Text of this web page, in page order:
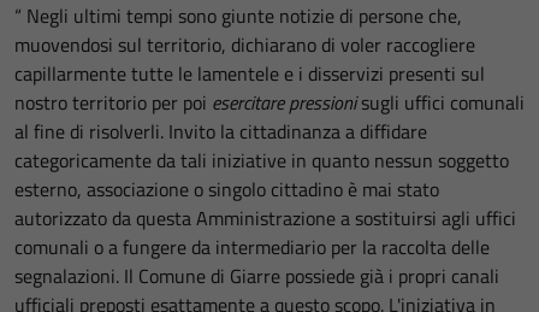
“ Negli ultimi tempi sono giunte notizie di persone che,
muovendosi sul territorio, dichiarano di voler raccogliere
capillarmente tutte le lamentele e i disservizi presenti sul
nostro territorio per poi esercitare pressionisugli uffici comunali
al fine di risolverli. Invito la cittadinanza a diffidare
categoricamente da tali iniziative in quanto nessun soggetto
esterno, associazione o singolo cittadino è mai stato
autorizzato da questa Amministrazione a sostituirsi agli uffici
comunali o a fungere da intermediario per la raccolta delle
segnalazioni. Il Comune di Giarre possiede già i propri canali
ufficiali preposti esattamente a questo scopo. L'iniziativa in